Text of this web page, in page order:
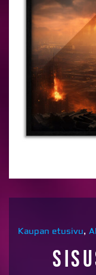
Kaupan etusivu,